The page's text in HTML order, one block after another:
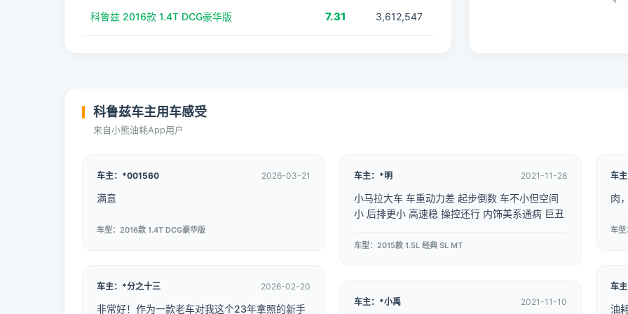
科鲁兹 2016款 1.4T DCG豪华版 7.31 3,612,547
科鲁兹车主用车感受
来自小熊油耗App用户
车主：*001560 2026-03-21
满意
车型：2016款 1.4T DCG豪华版
车主：*分之十三 2026-02-20
非常好！作为一款老车对我这个23年拿照的新手
车主：*明 2021-11-28
小马拉大车 车重动力差 起步倒数 车不小但空间
小 后排更小 高速稳 操控还行 内饰美系通病 巨丑
车型：2015款 1.5L 经典 SL MT
车主：*小禹 2021-11-10
车
肉
车
车
油